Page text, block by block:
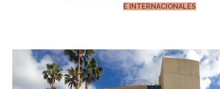
E INTERNACIONALES